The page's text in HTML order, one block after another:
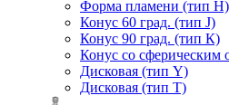
Форма пламени (тип H)
Конус 60 град. (тип J)
Конус 90 град. (тип К)
Конус со сферическим
Дисковая (тип Y)
Дисковая (тип Т)